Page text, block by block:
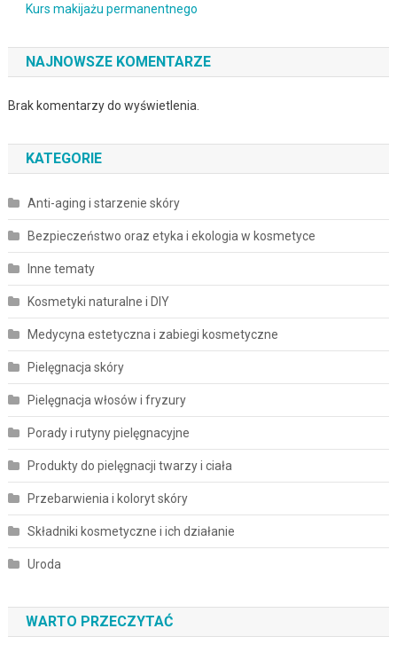
Kurs makijażu permanentnego
NAJNOWSZE KOMENTARZE
Brak komentarzy do wyświetlenia.
KATEGORIE
Anti-aging i starzenie skóry
Bezpieczeństwo oraz etyka i ekologia w kosmetyce
Inne tematy
Kosmetyki naturalne i DIY
Medycyna estetyczna i zabiegi kosmetyczne
Pielęgnacja skóry
Pielęgnacja włosów i fryzury
Porady i rutyny pielęgnacyjne
Produkty do pielęgnacji twarzy i ciała
Przebarwienia i koloryt skóry
Składniki kosmetyczne i ich działanie
Uroda
WARTO PRZECZYTAĆ